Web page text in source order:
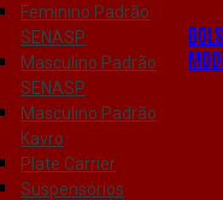
Feminino Padrão
SENASP
Masculino Padrão
SENASP
Masculino Padrão
Kavro
Plate Carrier
Suspensórios